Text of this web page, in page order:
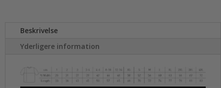
Beskrivelse
Yderligere information